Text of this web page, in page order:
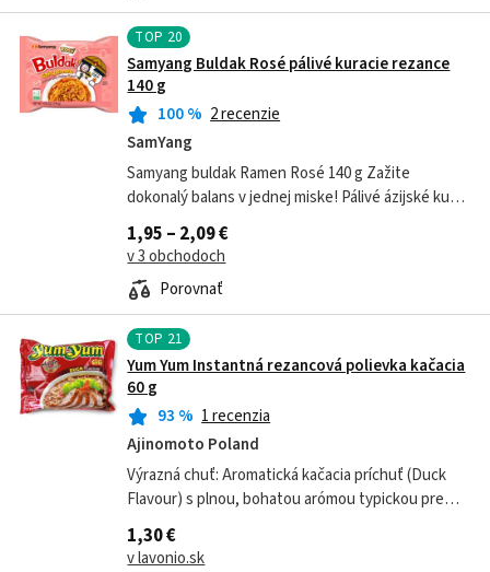
TOP 20
Samyang Buldak Rosé pálivé kuracie rezance
140 g
100% 2 recenzie
SamYang
Samyang buldak Ramen Rosé 140 g Zažite
dokonalý balans v jednej miske! Pálivé ázijské kura
sa stretáva s jemnou krémovou omáčkou , ktorá
celému jedlu dodáva ľahko sladký...
1,95 – 2,09 €
v 3 obchodoch
Porovnať
TOP 21
Yum Yum Instantná rezancová polievka kačacia
60 g
93 % 1 recenzia
Ajinomoto Poland
Výrazná chuť: Aromatická kačacia príchuť (Duck
Flavour) s plnou, bohatou arómou typickou pre
ázijskú kuchyňu. Autentický pôvod: Tradičný
recept z Ázie – obľúbený produkt značky...
1,30 €
v lavonio.sk